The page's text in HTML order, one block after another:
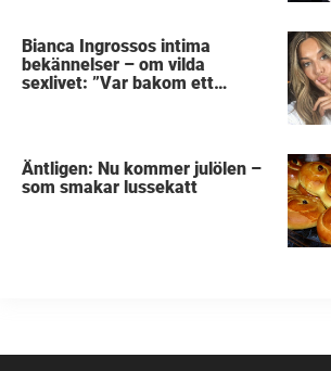
Bianca Ingrossos intima
bekännelser – om vilda
sexlivet: ”Var bakom ett
Äntligen: Nu kommer julölen –
som smakar lussekatt